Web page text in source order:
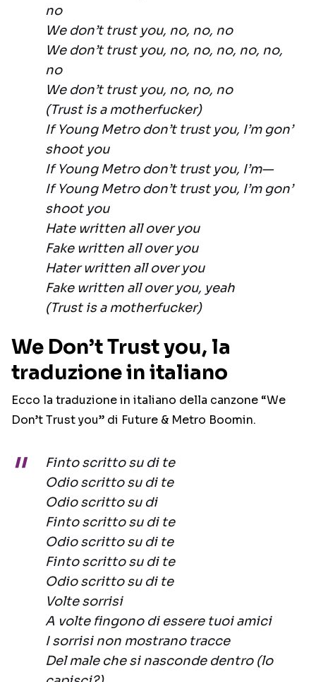
no
We don’t trust you, no, no, no
We don’t trust you, no, no, no, no, no,
no
We don’t trust you, no, no, no
(Trust is a motherfucker)
If Young Metro don’t trust you, I’m gon’
shoot you
If Young Metro don’t trust you, I’m—
If Young Metro don’t trust you, I’m gon’
shoot you
Hate written all over you
Fake written all over you
Hater written all over you
Fake written all over you, yeah
(Trust is a motherfucker)
We Don’t Trust you, la
traduzione in italiano
Ecco la traduzione in italiano della canzone “We
Don’t Trust you” di Future & Metro Boomin.
Finto scritto su di te
Odio scritto su di te
Odio scritto su di
Finto scritto su di te
Odio scritto su di te
Finto scritto su di te
Odio scritto su di te
Volte sorrisi
A volte fingono di essere tuoi amici
I sorrisi non mostrano tracce
Del male che si nasconde dentro (lo